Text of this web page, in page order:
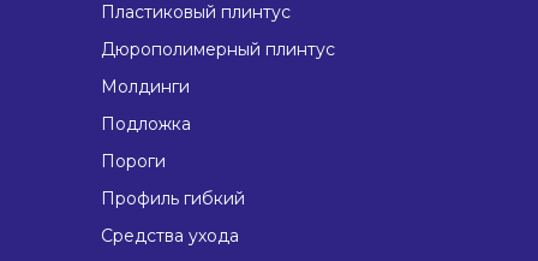
Пластиковый плинтус
Дюрополимерный плинтус
Молдинги
Подложка
Пороги
Профиль гибкий
Средства ухода